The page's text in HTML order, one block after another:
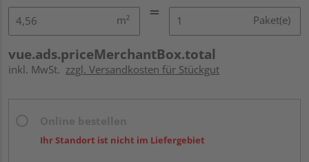
m² Paket(e)
vue.ads.priceMerchantBox.total
inkl. MwSt. zzgl. Versandkosten für Stückgut
Ihr Standort ist nicht im Liefergebiet